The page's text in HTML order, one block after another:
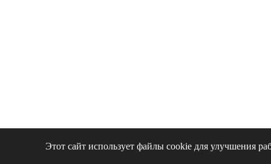
Этот сайт использует файлы cookie для улучшения